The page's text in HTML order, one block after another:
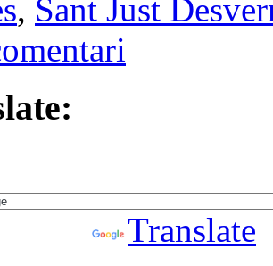
, Sant Just
Translate